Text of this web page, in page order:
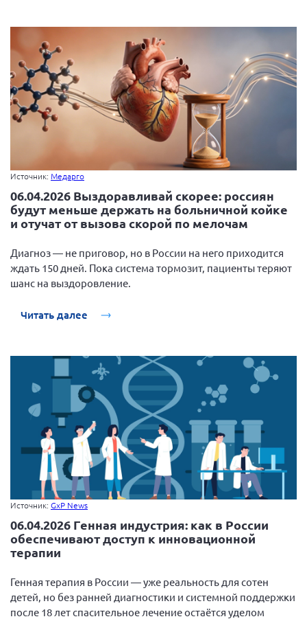
Источник: Медарго
06.04.2026 Выздоравливай скорее: россиян
будут меньше держать на больничной койке
и отучат от вызова скорой по мелочам
Диагноз — не приговор, но в России на него приходится
ждать 150 дней. Пока система тормозит, пациенты теряют
шанс на выздоровление.
Читать далее
Источник: GxP News
06.04.2026 Генная индустрия: как в России
обеспечивают доступ к инновационной
терапии
Генная терапия в России — уже реальность для сотен
детей, но без ранней диагностики и системной поддержки
после 18 лет спасительное лечение остаётся уделом